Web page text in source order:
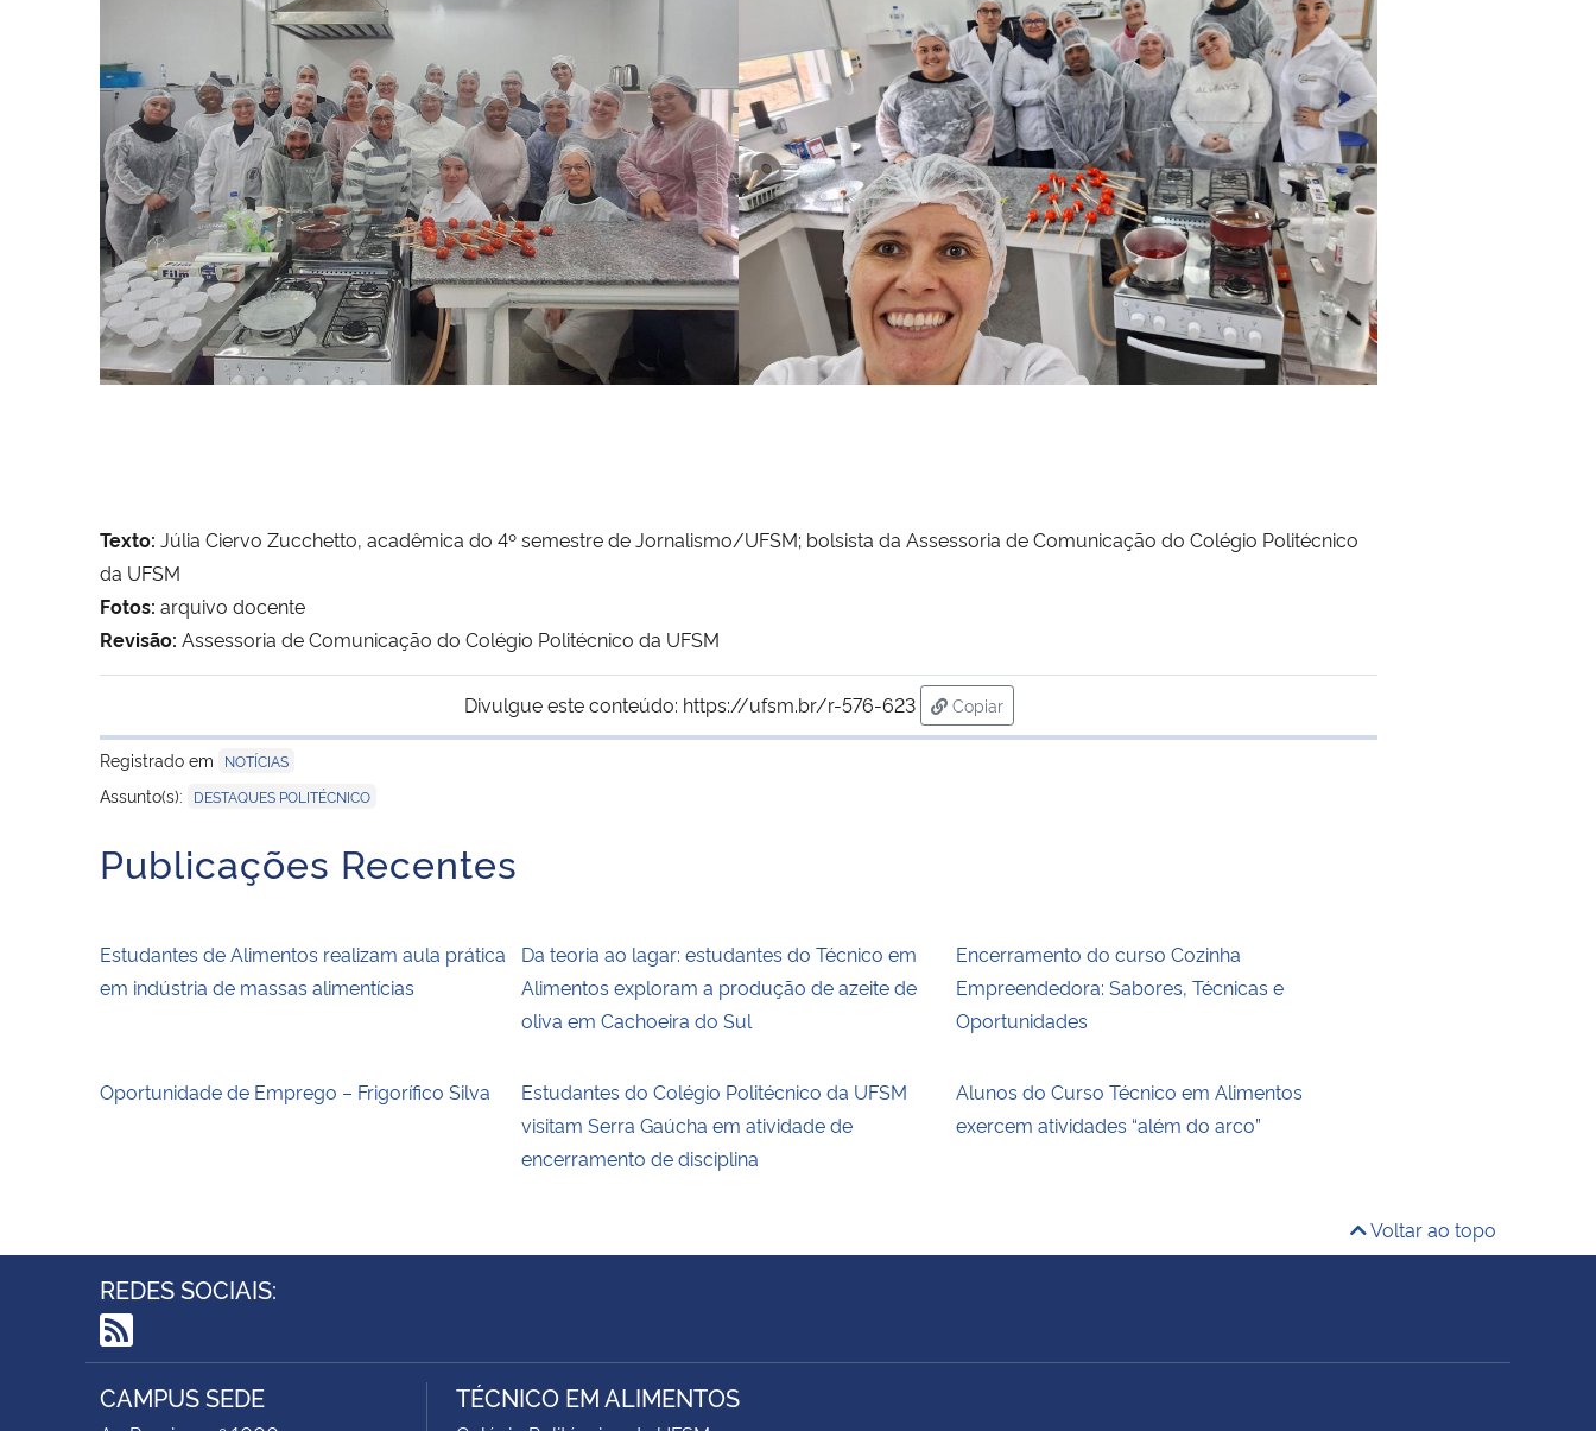
Texto: Júlia Ciervo Zucchetto, acadêmica do 4º semestre de Jornalismo/UFSM; bolsista da Assessoria de Comunicação do Colégio Politécnico
da UFSM
Fotos: arquivo docente
Revisão: Assessoria de Comunicação do Colégio Politécnico da UFSM
Divulgue este conteúdo: https://ufsm.br/r-576-623
Copiar
para área de transferência
Registrado em
NOTÍCIAS
Assunto(s): DESTAQUES POLITÉCNICO
Publicações Recentes
Estudantes de Alimentos realizam aula prática
em indústria de massas alimentícias
Da teoria ao lagar: estudantes do Técnico em
Alimentos exploram a produção de azeite de
oliva em Cachoeira do Sul
Encerramento do curso Cozinha
Empreendedora: Sabores, Técnicas e
Oportunidades
Oportunidade de Emprego – Frigorífico Silva
Estudantes do Colégio Politécnico da UFSM
visitam Serra Gaúcha em atividade de
encerramento de disciplina
Alunos do Curso Técnico em Alimentos
exercem atividades “além do arco”
Voltar ao topo
REDES SOCIAIS:
RSS
CAMPUS SEDE TÉCNICO EM ALIMENTOS